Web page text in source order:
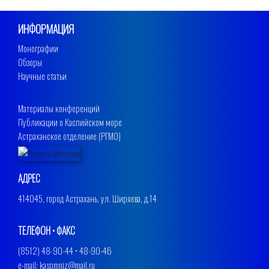
ИНФОРМАЦИЯ
Монографии
Обзоры
Научные статьи
Материалы конференций
Публикации о Каспийском море
Астраханское отделение (РГМО)
АДРЕС
414045, город Астрахань, ул. Ширяева, д.14
ТЕЛЕФОН • ФАКС
(8512) 48-90-44 • 48-90-46
e-mail: kaspmniz@mail.ru